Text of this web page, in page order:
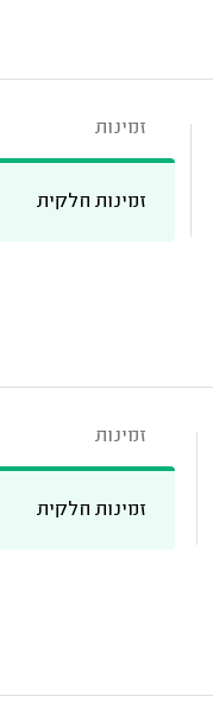
זמינות
זמינות חלקית
זמינות
זמינות חלקית